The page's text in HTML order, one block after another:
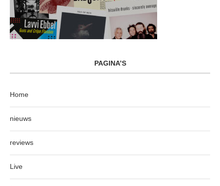
PAGINA’S
Home
nieuws
reviews
Live